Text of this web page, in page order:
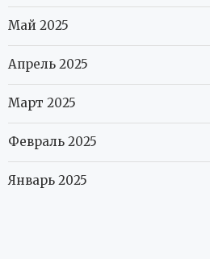
Май 2025
Апрель 2025
Март 2025
Февраль 2025
Январь 2025